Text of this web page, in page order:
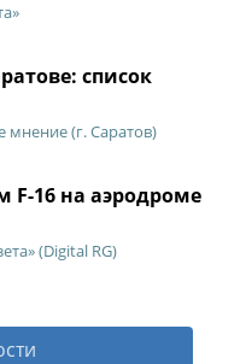
список
(г. Саратов)
F-16 на аэродроме
(Digital RG)